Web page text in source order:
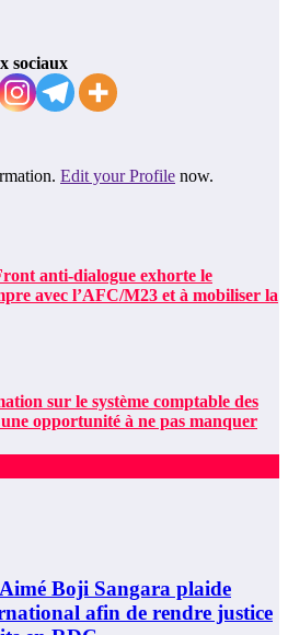
sociaux
Edit your Profile now.
anti-dialogue exhorte le
avec l’AFC/M23 et à mobiliser la
sur le système comptable des
opportunité à ne pas manquer
Boji Sangara plaide
afin de rendre justice